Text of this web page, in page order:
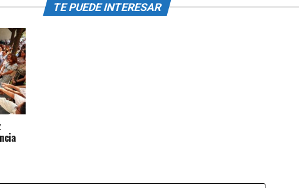
TE PUEDE INTERESAR